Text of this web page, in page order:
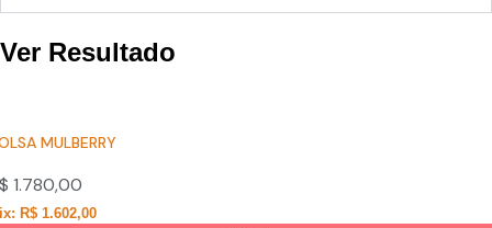
Ver Resultado
MULBERRY
1.780,00
R$ 1.602,00